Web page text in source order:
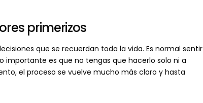
primerizos
que se recuerdan toda la vida. Es normal sentir
importante es que no tengas que hacerlo solo ni a
el proceso se vuelve mucho más claro y hasta